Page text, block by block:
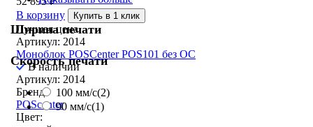
Ширина печати
Скорость печати
100 мм/с(2)
90 мм/с(1)
В корзину
Купить в 1 клик
Лучшая цена
Артикул: 2014
Моноблок POSCenter POS101 без ОС
В наличии
Артикул: 2014
Бренд:
POScenter
Цвет: